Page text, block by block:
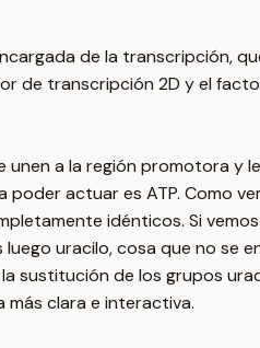
de la transcripción,
de transcripción 2D y el
a la región promotora y
poder actuar es ATP. Como
idénticos. Si
uracilo, cosa que no se
sustitución de los grupos
clara e interactiva.